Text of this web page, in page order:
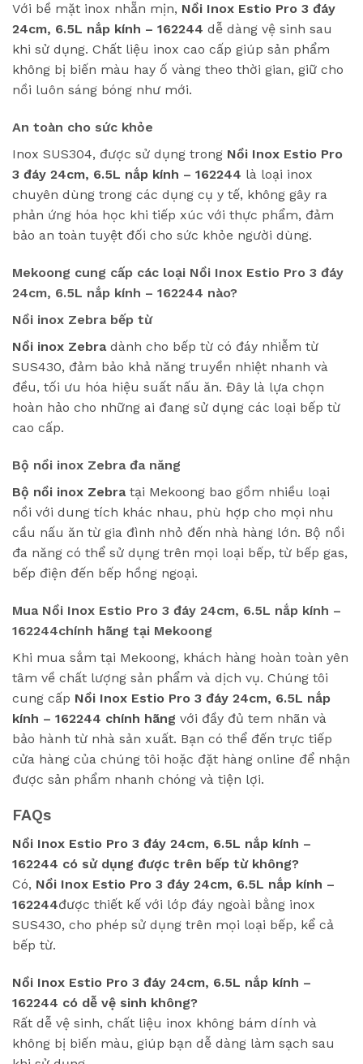
Với bề mặt inox nhẵn mịn, Nồi Inox Estio Pro 3 đáy
24cm, 6.5L nắp kính – 162244 dễ dàng vệ sinh sau
khi sử dụng. Chất liệu inox cao cấp giúp sản phẩm
không bị biến màu hay ố vàng theo thời gian, giữ cho
nồi luôn sáng bóng như mới.
An toàn cho sức khỏe
Inox SUS304, được sử dụng trong Nồi Inox Estio Pro
3 đáy 24cm, 6.5L nắp kính – 162244 là loại inox
chuyên dùng trong các dụng cụ y tế, không gây ra
phản ứng hóa học khi tiếp xúc với thực phẩm, đảm
bảo an toàn tuyệt đối cho sức khỏe người dùng.
Mekoong cung cấp các loại Nồi Inox Estio Pro 3 đáy
24cm, 6.5L nắp kính – 162244 nào?
Nồi inox Zebra bếp từ
Nồi inox Zebradành cho bếp từ có đáy nhiễm từ
SUS430, đảm bảo khả năng truyền nhiệt nhanh và
đều, tối ưu hóa hiệu suất nấu ăn. Đây là lựa chọn
hoàn hảo cho những ai đang sử dụng các loại bếp từ
cao cấp.
Bộ nồi inox Zebra đa năng
Bộ nồi inox Zebratại Mekoong bao gồm nhiều loại
nồi với dung tích khác nhau, phù hợp cho mọi nhu
cầu nấu ăn từ gia đình nhỏ đến nhà hàng lớn. Bộ nồi
đa năng có thể sử dụng trên mọi loại bếp, từ bếp gas,
bếp điện đến bếp hồng ngoại.
Mua Nồi Inox Estio Pro 3 đáy 24cm, 6.5L nắp kính –
162244chính hãng tại Mekoong
Khi mua sắm tại Mekoong, khách hàng hoàn toàn yên
tâm về chất lượng sản phẩm và dịch vụ. Chúng tôi
cung cấp Nồi Inox Estio Pro 3 đáy 24cm, 6.5L nắp
kính – 162244 chính hãng với đầy đủ tem nhãn và
bảo hành từ nhà sản xuất. Bạn có thể đến trực tiếp
cửa hàng của chúng tôi hoặc đặt hàng online để nhận
được sản phẩm nhanh chóng và tiện lợi.
FAQs
Nồi Inox Estio Pro 3 đáy 24cm, 6.5L nắp kính –
162244 có sử dụng được trên bếp từ không?
Có, Nồi Inox Estio Pro 3 đáy 24cm, 6.5L nắp kính –
162244được thiết kế với lớp đáy ngoài bằng inox
SUS430, cho phép sử dụng trên mọi loại bếp, kể cả
bếp từ.
Nồi Inox Estio Pro 3 đáy 24cm, 6.5L nắp kính –
162244 có dễ vệ sinh không?
Rất dễ vệ sinh, chất liệu inox không bám dính và
không bị biến màu, giúp bạn dễ dàng làm sạch sau